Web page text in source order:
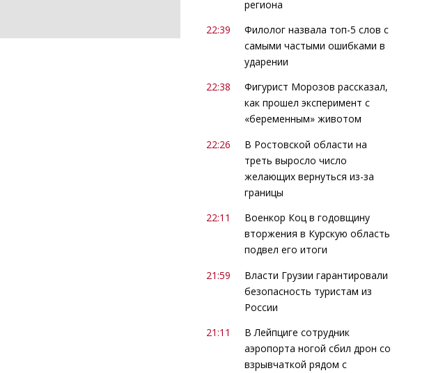
региона
22:39
Филолог назвала топ-5 слов с
самыми частыми ошибками в
ударении
22:38
Фигурист Морозов рассказал,
как прошел эксперимент с
«беременным» животом
22:26
В Ростовской области на
треть выросло число
желающих вернуться из-за
границы
22:11
Военкор Коц в годовщину
вторжения в Курскую область
подвел его итоги
21:59
Власти Грузии гарантировали
безопасность туристам из
России
21:11
В Лейпциге сотрудник
аэропорта ногой сбил дрон со
взрывчаткой рядом с